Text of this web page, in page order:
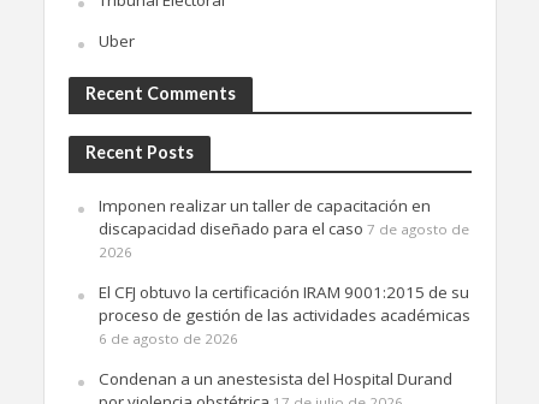
Uber
Recent Comments
Recent Posts
Imponen realizar un taller de capacitación en
discapacidad diseñado para el caso 7 de agosto de
2026
El CFJ obtuvo la certificación IRAM 9001:2015 de su
proceso de gestión de las actividades académicas
6 de agosto de 2026
Condenan a un anestesista del Hospital Durand